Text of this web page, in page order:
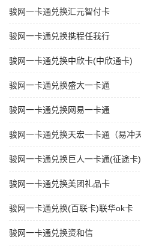
骏网一卡通兑换汇元智付卡
骏网一卡通兑换携程任我行
骏网一卡通兑换中欣卡(中欣通卡)
骏网一卡通兑换盛大一卡通
骏网一卡通兑换网易一卡通
骏网一卡通兑换天宏一卡通（易冲
骏网一卡通兑换巨人一卡通(征途卡)
骏网一卡通兑换美团礼品卡
骏网一卡通兑换(百联卡)联华ok卡
骏网一卡通兑换资和信